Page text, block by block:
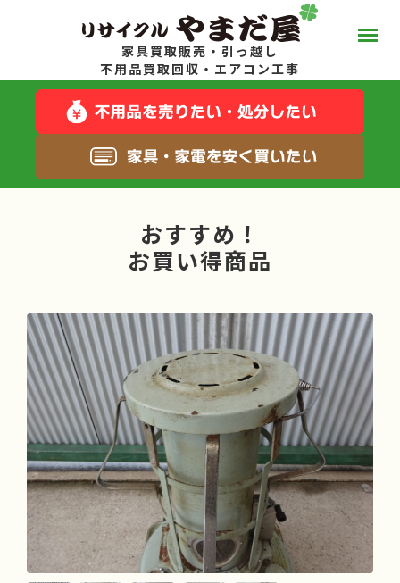
家具買取販売・引っ越し
不用品買取回収・エアコン工事
おすすめ！
お買い得商品
やまだ屋って？
スタッフブログ
キャンペーン一覧
サービス一覧
料金について
お得な在庫商品
よくある質問
会社情報
採用情報